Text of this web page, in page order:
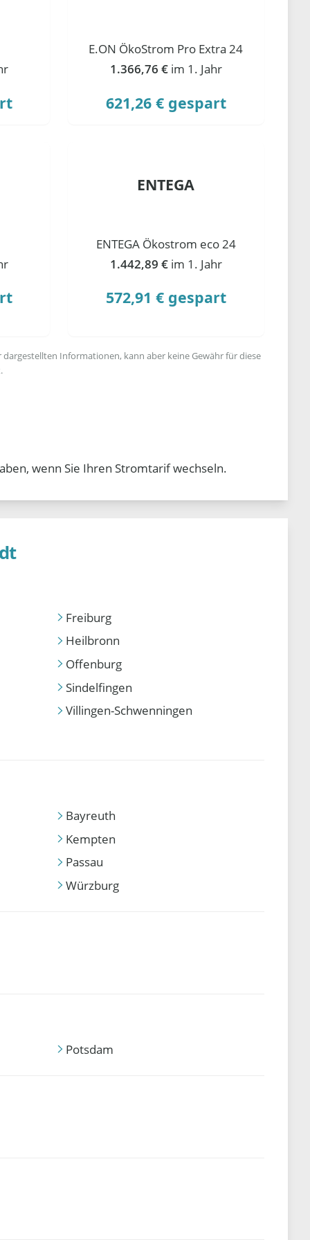
E.ON ÖkoStrom Pro Extra 24
1.366,76 € im 1. Jahr
621,26 € gespart
ENTEGA
ENTEGA Ökostrom eco 24
1.442,89 € im 1. Jahr
572,91 € gespart
Informationen, kann aber keine Gewähr für diese
wenn Sie Ihren Stromtarif wechseln.
Freiburg
Heilbronn
Offenburg
Sindelfingen
Villingen-Schwenningen
Bayreuth
Kempten
Passau
Würzburg
Potsdam